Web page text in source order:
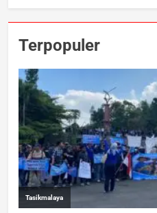
Terpopuler